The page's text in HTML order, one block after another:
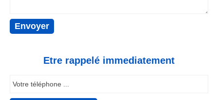
Etre rappelé immediatement